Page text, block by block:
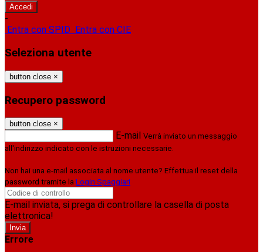
-
Entra con SPID Entra con CIE
Seleziona utente
button close ×
Recupero password
button close ×
E-mail Verrà inviato un messaggio
all'indirizzo indicato con le istruzioni necessarie.
Non hai una e-mail associata al nome utente? Effettua il reset della
password tramite la Login Spaggiari
E-mail inviata, si prega di controllare la casella di posta
elettronica!
Errore